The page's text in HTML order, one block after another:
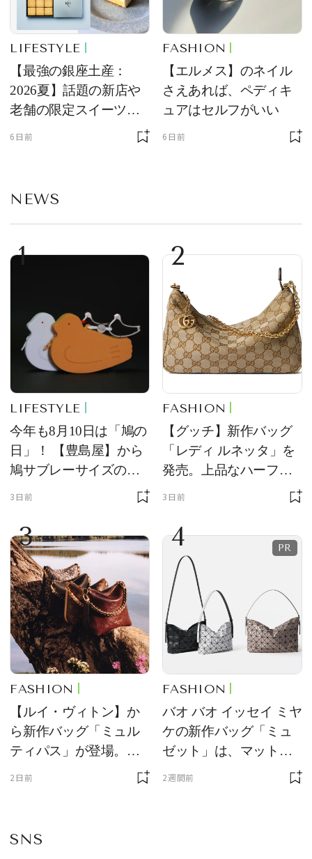
LIFESTYLE
【最強の銀座土産：
2026夏】話題の新店や
老舗の限定スイーツを
ゲット【＃SPURおやつ
6日前
FASHION
【エルメス】のネイル
さえあれば、ペディキ
ュアはセルフがいい
6日前
NEWS
1
LIFESTYLE
今年も8月10日は「鳩の
日」！ 【豊島屋】から
鳩サブレーサイズのポ
ーチ「はとっこ」を限
3日前
2
FASHION
【グッチ】新作バッグ
「レディ ルネッタ」を
発売。上品なハーフム
ーン型がスタイリング
3日前
3
FASHION
【ルイ・ヴィトン】か
ら新作バッグ「ミュル
ティパス」が登場。ミ
ニサイズもラインナッ
2日前
4
FASHION
バオ バオ イッセイ ミヤ
ケの新作バッグ「ミュ
ゼット」は、マットな
2週間前
SNS